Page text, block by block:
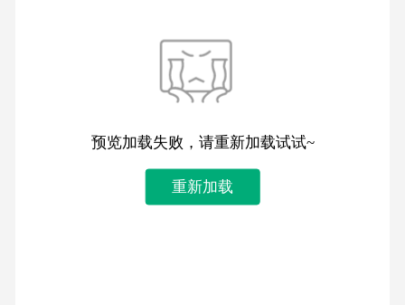
预览加载失败，请重新加载试试~
重新加载